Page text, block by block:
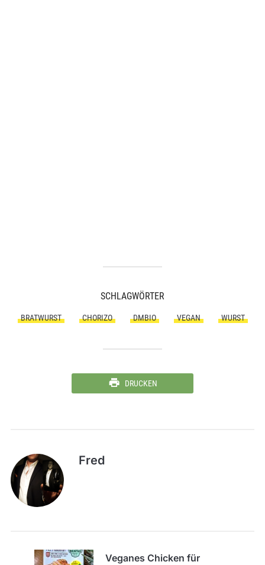
SCHLAGWÖRTER
BRATWURST CHORIZO DMBIO VEGAN WURST
DRUCKEN
Fred
Veganes Chicken für